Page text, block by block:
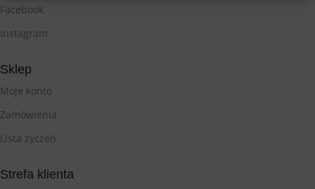
Facebook
Instagram
Sklep
Moje konto
Zamówienia
Lista życzeń
Strefa klienta